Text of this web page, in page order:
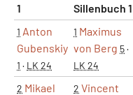
1
Sillenbuch 1
1 Anton
Gubenskiy
1 · LK 24
1 Maximus
von Berg 5·
LK 24
2 Mikael
2 Vincent